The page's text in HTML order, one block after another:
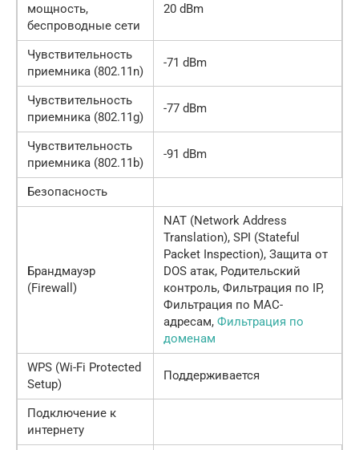
мощность,
беспроводные сети
20 dBm
Чувствительность
приемника (802.11n)
-71 dBm
Чувствительность
приемника (802.11g)
-77 dBm
Чувствительность
приемника (802.11b)
-91 dBm
Безопасность
Брандмауэр
(Firewall)
NAT (Network Address
Translation), SPI (Stateful
Packet Inspection), Защита от
DOS атак, Родительский
контроль, Фильтрация по IP,
Фильтрация по MAC-
адресам, Фильтрация по
доменам
WPS (Wi-Fi Protected
Setup)
Поддерживается
Подключение к
интернету